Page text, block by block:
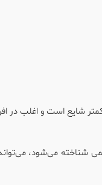
کمتر شایع است و اغلب
شناخته می‌شود،